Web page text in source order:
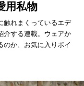
用私物
触れまくっているエデ
介する連載。ウェアか
のか、お気に入りポイ